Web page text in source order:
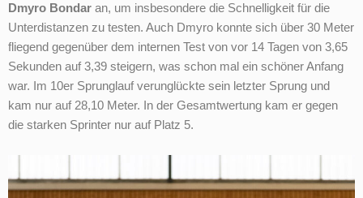
Dmyro Bondar an, um insbesondere die Schnelligkeit für die
Unterdistanzen zu testen. Auch Dmyro konnte sich über 30 Meter
fliegend gegenüber dem internen Test von vor 14 Tagen von 3,65
Sekunden auf 3,39 steigern, was schon mal ein schöner Anfang
war. Im 10er Sprunglauf verunglückte sein letzter Sprung und
kam nur auf 28,10 Meter. In der Gesamtwertung kam er gegen
die starken Sprinter nur auf Platz 5.